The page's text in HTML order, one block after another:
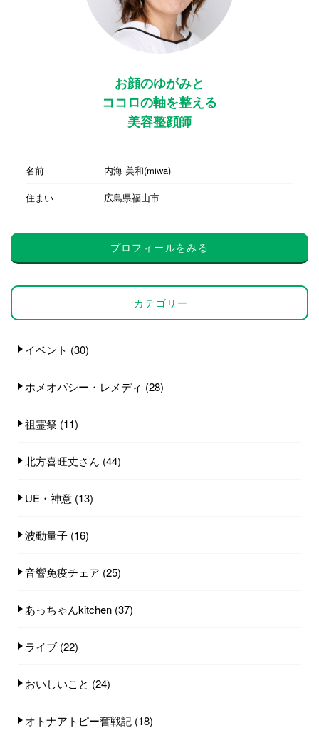
お顔のゆがみと
ココロの軸を整える
美容整顔師
名前
内海 美和(miwa)
住まい
広島県福山市
プロフィールをみる
カテゴリー
イベント (30)
ホメオパシー・レメディ (28)
祖霊祭 (11)
北方喜旺丈さん (44)
UE・神意 (13)
波動量子 (16)
音響免疫チェア (25)
あっちゃんkitchen (37)
ライブ (22)
おいしいこと (24)
オトナアトピー奮戦記 (18)